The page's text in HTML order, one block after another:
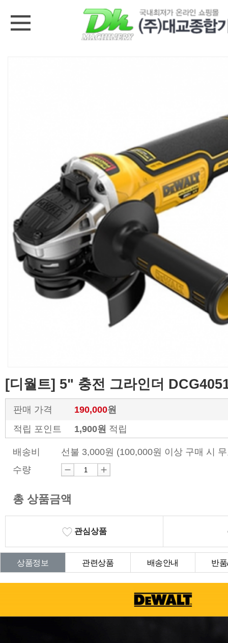
[디월트] 5" 충전 그라인더
판매 가격 190,000원
적립 포인트
1,900원 적립
배송비
선불 3,000원 (100,000원 이상 구매 시
수량
총 상품금액
관심상품
상품정보 관련상품 배송안내 반
상품Q&A